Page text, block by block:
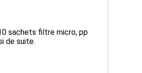
sachets filtre micro, pp
de suite.